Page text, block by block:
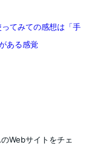
てみての感想は「手
ある感覚
Webサイトをチェ